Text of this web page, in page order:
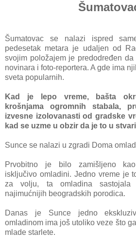
Šumatovac se nalazi ispred
pedesetak metara je udaljen od
svojim položajem je predodređen
novinara i foto-reportera. A gde ima
sveta popularnih.
Kad je lepo vreme, bašta
krošnjama ogromnih stabala,
izvesne izolovanasti od gradske
kad se uzme u obzir da je to u
Sunce se nalazi u zgradi Doma
Prvobitno je bilo zamišljeno
isključivo omladini. Jedno vreme je
za volju, ta omladina sastojala
najimućnijih beogradskih porodica.
Danas je Sunce jedno
omladinom ima još utoliko veze što
mlade starlete.